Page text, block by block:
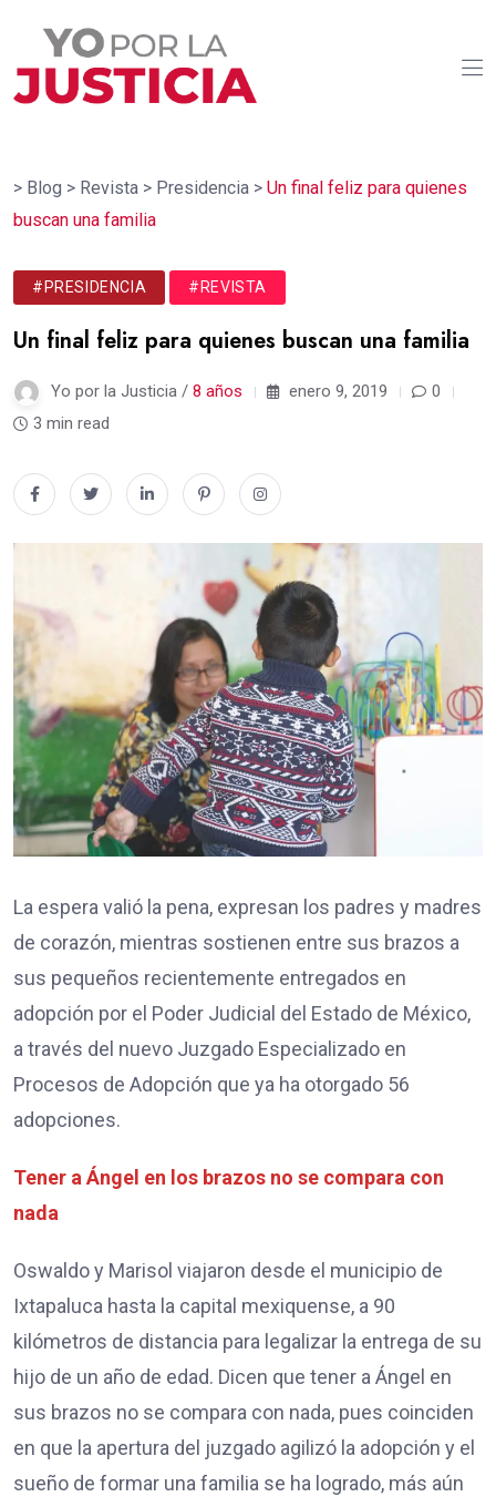
> Blog > Revista > Presidencia > Un final feliz para quienes
buscan una familia
#PRESIDENCIA #REVISTA
Un final feliz para quienes buscan una familia
Yo por la Justicia / 8 años enero 9, 2019
0
3 min read
La espera valió la pena, expresan los padres y madres
de corazón, mientras sostienen entre sus brazos a
sus pequeños recientemente entregados en
adopción por el Poder Judicial del Estado de México,
a través del nuevo Juzgado Especializado en
Procesos de Adopción que ya ha otorgado 56
adopciones.
Tener a Ángel en los brazos no se compara con
nada
Oswaldo y Marisol viajaron desde el municipio de
Ixtapaluca hasta la capital mexiquense, a 90
kilómetros de distancia para legalizar la entrega de su
hijo de un año de edad. Dicen que tener a Ángel en
sus brazos no se compara con nada, pues coinciden
en que la apertura del juzgado agilizó la adopción y el
sueño de formar una familia se ha logrado, más aún